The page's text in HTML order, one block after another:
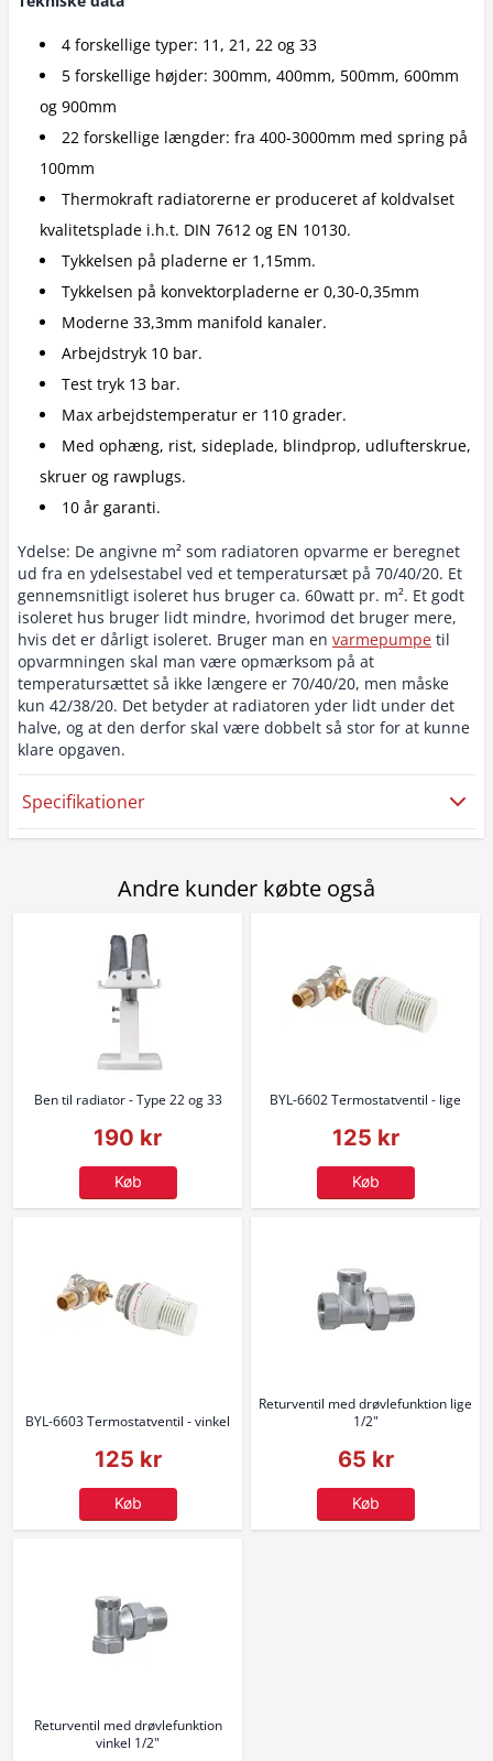
4 forskellige typer: 11, 21, 22 og 33
5 forskellige højder: 300mm, 400mm, 500mm, 600mm
og 900mm
22 forskellige længder: fra 400-3000mm med spring på
100mm
Thermokraft radiatorerne er produceret af koldvalset
kvalitetsplade i.h.t. DIN 7612 og EN 10130.
Tykkelsen på pladerne er 1,15mm.
Tykkelsen på konvektorpladerne er 0,30-0,35mm
Moderne 33,3mm manifold kanaler.
Arbejdstryk 10 bar.
Test tryk 13 bar.
Max arbejdstemperatur er 110 grader.
Med ophæng, rist, sideplade, blindprop, udlufterskrue,
skruer og rawplugs.
10 år garanti.
Ydelse: De angivne m² som radiatoren opvarme er beregnet
ud fra en ydelsestabel ved et temperatursæt på 70/40/20. Et
gennemsnitligt isoleret hus bruger ca. 60watt pr. m². Et godt
isoleret hus bruger lidt mindre, hvorimod det bruger mere,
hvis det er dårligt isoleret. Bruger man en varmepumpe til
opvarmningen skal man være opmærksom på at
temperatursættet så ikke længere er 70/40/20, men måske
kun 42/38/20. Det betyder at radiatoren yder lidt under det
halve, og at den derfor skal være dobbelt så stor for at kunne
klare opgaven.
Specifikationer
Andre kunder købte også
Ben til radiator - Type 22 og 33
190 kr
Køb
BYL-6602 Termostatventil - lige
125 kr
Køb
BYL-6603 Termostatventil - vinkel
125 kr
Køb
Returventil med drøvlefunktion lige
1/2"
65 kr
Køb
Returventil med drøvlefunktion
vinkel 1/2"